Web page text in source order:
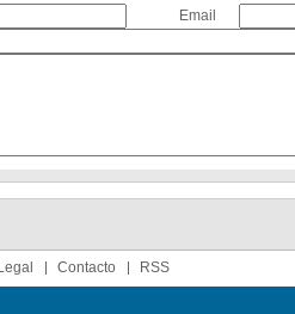
Email
Contacto RSS